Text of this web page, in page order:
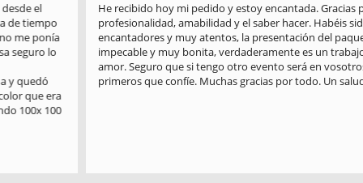
He recibido hoy mi pedido y estoy encantada. Gracias por la
profesionalidad, amabilidad y el saber hacer. Habéis sido
encantadores y muy atentos, la presentación del paquete es
impecable y muy bonita, verdaderamente es un trabajo hecho con
amor. Seguro que si tengo otro evento será en vosotros en los
primeros que confíe. Muchas gracias por todo. Un saludo